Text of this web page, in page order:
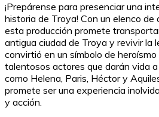
¡Prepárense para presenciar una
historia de Troya! Con un elenco
esta producción promete
antigua ciudad de Troya y revivir la
convirtió en un símbolo de
talentosos actores que darán vida
como Helena, Paris, Héctor y
promete ser una experiencia
y acción.